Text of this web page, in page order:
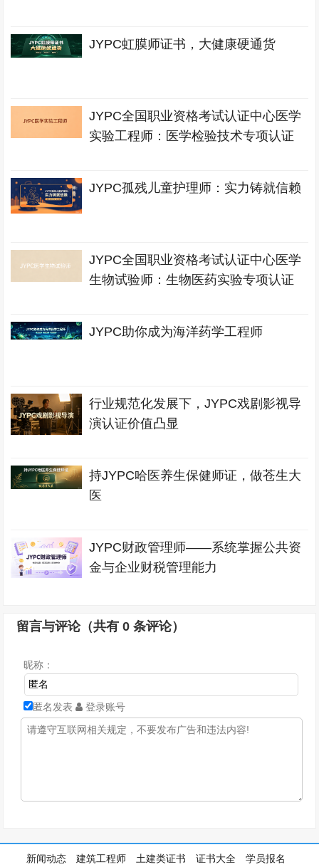
JYPC虹膜师证书，大健康硬通货
JYPC全国职业资格考试认证中心医学
实验工程师：医学检验技术专项认证
JYPC孤残儿童护理师：实力铸就信赖
JYPC全国职业资格考试认证中心医学
生物试验师：生物医药实验专项认证
JYPC助你成为海洋药学工程师
行业规范化发展下，JYPC戏剧影视导
演认证价值凸显
持JYPC哈医养生保健师证，做苍生大
医
JYPC财政管理师——系统掌握公共资
金与企业财税管理能力
留言与评论（共有0 条评论）
昵称：
匿名发表 登录账号
新闻动态 建筑工程师 土建类证书 证书大全 学员报名